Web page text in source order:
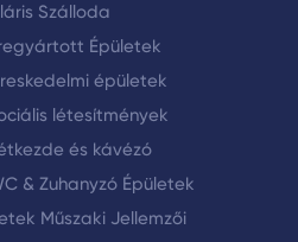
Szálloda
Épületek
épületek
létesítmények
és kávézó
& Zuhanyzó Épületek
Műszaki Jellemzői